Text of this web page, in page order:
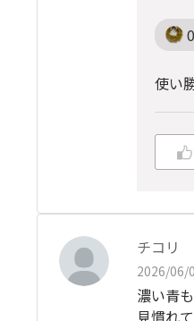
使い
チコリ
2026/06/
濃い青